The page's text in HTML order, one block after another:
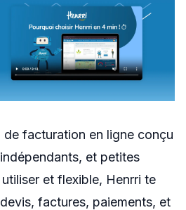
de facturation en ligne conçu
et petites
et flexible, Henrri te
factures, paiements, et